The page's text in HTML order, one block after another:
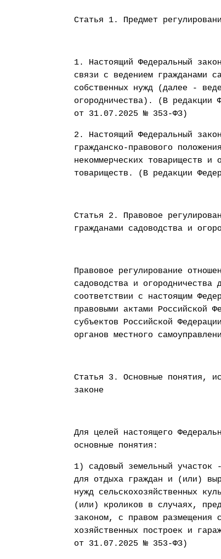
Статья 1. Предмет
1. Настоящий Федеральный
связи с ведением гражданами
собственных нужд (далее -
огородничества). (В редакции
от 31.07.2025 № 353-ФЗ)
2. Настоящий Федеральный
гражданско-правового
некоммерческих товариществ и
товариществ. (В редакции
Статья 2. Правовое
гражданами садоводства и
Правовое регулирование
садоводства и огородничества
соответствии с настоящим
правовыми актами Российской
субъектов Российской
органов местного
Статья 3. Основные понятия,
законе
Для целей настоящего
основные понятия:
1) садовый земельный участок
для отдыха граждан и (или)
нужд сельскохозяйственных
(или) кроликов в случаях,
законом, с правом размещения
хозяйственных построек и
от 31.07.2025 № 353-ФЗ)